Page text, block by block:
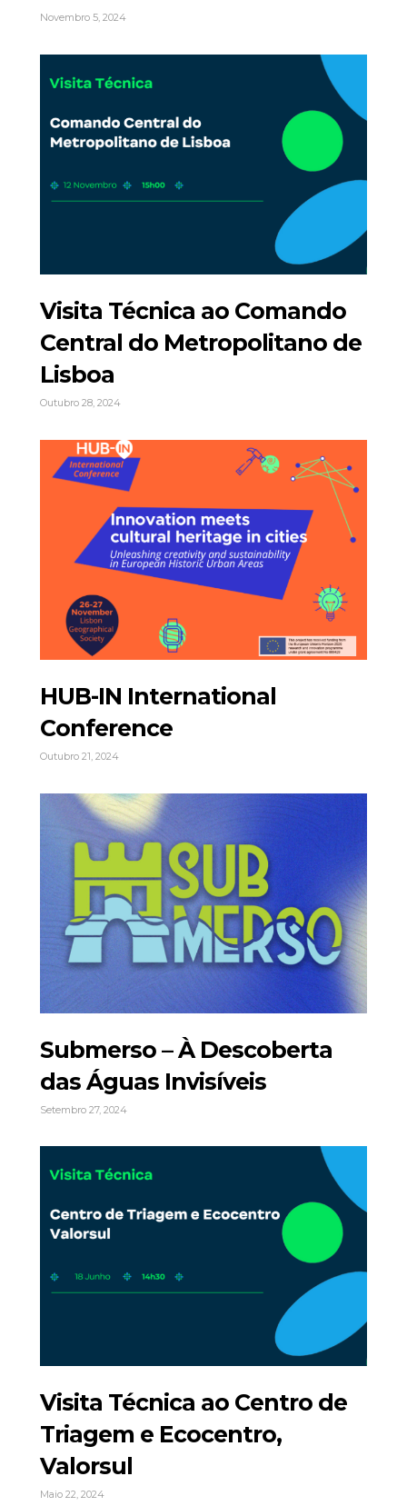
Novembro 5, 2024
Visita Técnica ao Comando
Central do Metropolitano de
Lisboa
Outubro 28, 2024
HUB-IN International
Conference
Outubro 21, 2024
Submerso – À Descoberta
das Águas Invisíveis
Setembro 27, 2024
Visita Técnica ao Centro de
Triagem e Ecocentro,
Valorsul
Maio 22, 2024